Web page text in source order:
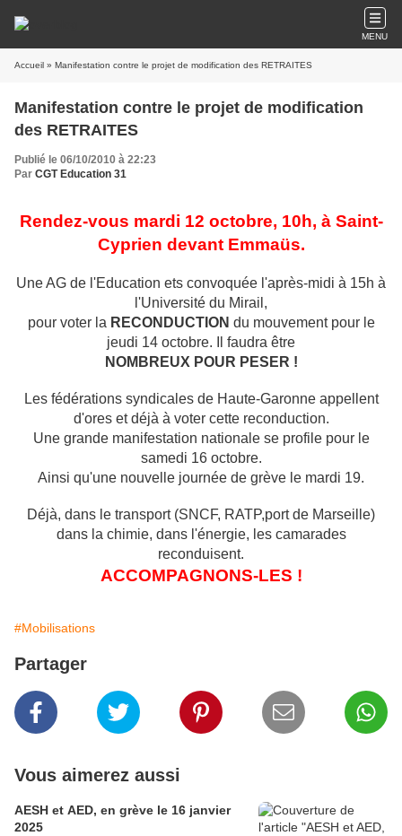
MENU
Accueil » Manifestation contre le projet de modification des RETRAITES
Manifestation contre le projet de modification
des RETRAITES
Publié le 06/10/2010 à 22:23
Par CGT Education 31
Rendez-vous mardi 12 octobre, 10h, à Saint-
Cyprien devant Emmaüs.
Une AG de l'Education ets convoquée l'après-midi à 15h à
l'Université du Mirail,
pour voter la RECONDUCTION du mouvement pour le
jeudi 14 octobre. Il faudra être
NOMBREUX POUR PESER !
Les fédérations syndicales de Haute-Garonne appellent
d'ores et déjà à voter cette reconduction.
Une grande manifestation nationale se profile pour le
samedi 16 octobre.
Ainsi qu'une nouvelle journée de grève le mardi 19.
Déjà, dans le transport (SNCF, RATP,port de Marseille)
dans la chimie, dans l'énergie, les camarades
reconduisent.
ACCOMPAGNONS-LES !
#Mobilisations
Partager
Vous aimerez aussi
AESH et AED, en grève le 16 janvier
2025